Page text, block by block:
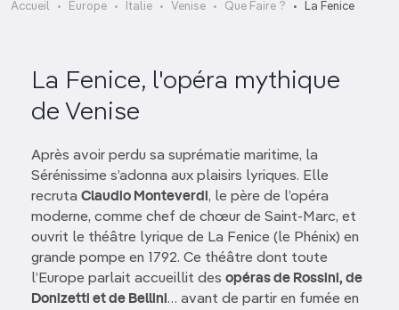
Accueil Europe Italie Venise Que Faire ? La Fenice
La Fenice, l'opéra mythique
de Venise
Après avoir perdu sa suprématie maritime, la
Sérénissime s’adonna aux plaisirs lyriques. Elle
recruta Claudio Monteverdi , le père de l’opéra
moderne, comme chef de chœur de Saint-Marc, et
ouvrit le théâtre lyrique de La Fenice (le Phénix) en
grande pompe en 1792. Ce théâtre dont toute
l’Europe parlait accueillit des opéras de Rossini, de
Donizetti et de Bellini … avant de partir en fumée en